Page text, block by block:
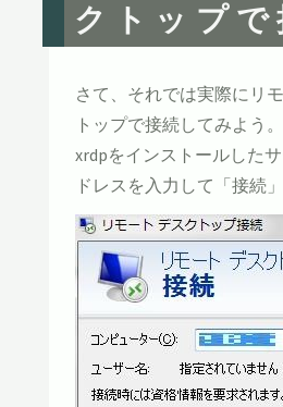
クトップで
さて、それでは実際にリ
トップで接続してみよう。
xrdpをインストールした
ドレスを入力して「接続」